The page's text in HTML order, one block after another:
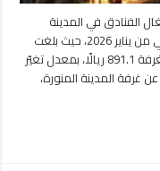
الفنادق في المدينة
المنورة ارتفاعًا بنسبة 1.9% في بداية النصف الثاني من يناير 2026، حيث بلغت
نسبة الإشغال 82.7%، فيما بلغ متوسط سعر الغرفة 891.1 ريالًا، بمعدل تغيّر
عن غرفة المدينة المنورة،